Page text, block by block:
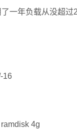
一年负载从没超
16
4g